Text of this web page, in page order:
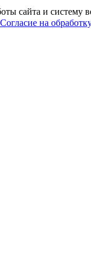
сайта и систему
Согласие на